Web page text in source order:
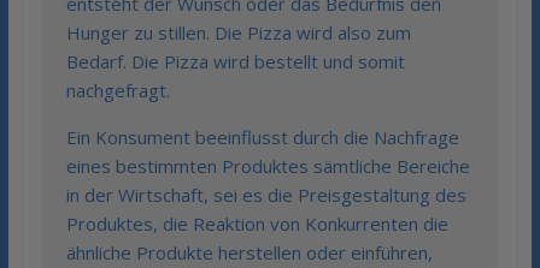
Hunger zu stillen. Die Pizza wird also zum
Bedarf. Die Pizza wird bestellt und somit
nachgefragt.
Ein Konsument beeinflusst durch die Nachfrage
eines bestimmten Produktes sämtliche Bereiche
in der Wirtschaft, sei es die Preisgestaltung des
Produktes, die Reaktion von Konkurrenten die
ähnliche Produkte herstellen oder einführen,